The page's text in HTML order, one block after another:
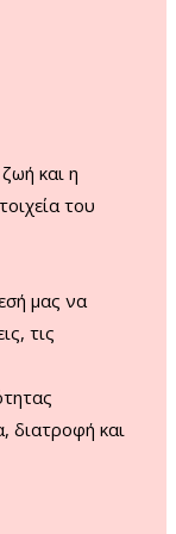
και η
του
μας να
τις
διατροφή και